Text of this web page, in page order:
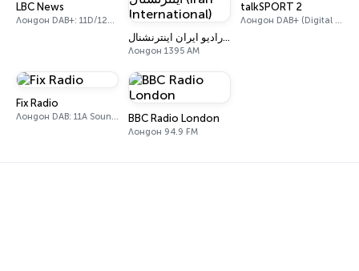
LBC News
Лондон DAB+: 11D/12A Digital One
رادیو ایران اینترنشنال (Iran International)
Лондон 1395 AM
talkSPORT 2
Лондон DAB+ (Digital One)
Fix Radio
Лондон DAB: 11A Sound Digital BBC Radio London
Лондон 94.9 FM